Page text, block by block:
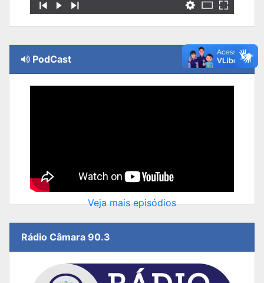
PodCast
Veja mais episódios
Rádio Câmara 90.3